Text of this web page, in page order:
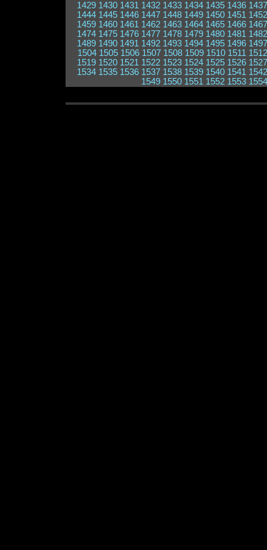
1429 1430 1431 1432 1433 1434 1435 1436 1437
1444 1445 1446 1447 1448 1449 1450 1451 1452
1459 1460 1461 1462 1463 1464 1465 1466 1467
1474 1475 1476 1477 1478 1479 1480 1481 1482
1489 1490 1491 1492 1493 1494 1495 1496 1497
1504 1505 1506 1507 1508 1509 1510 1511 1512
1519 1520 1521 1522 1523 1524 1525 1526 1527
1534 1535 1536 1537 1538 1539 1540 1541 1542
1549 1550 1551 1552 1553 1554